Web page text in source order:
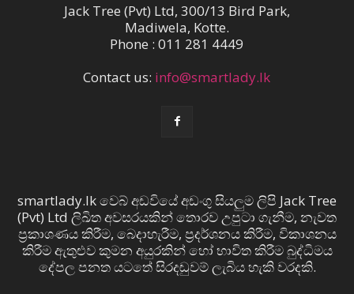
Jack Tree (Pvt) Ltd, 300/13 Bird Park,
Madiwela, Kotte.
Phone : 011 281 4449
Contact us: info@smartlady.lk
smartlady.lk වෙබ් අඩවියේ අඩංගු සියලුම ලිපි Jack Tree
(Pvt) Ltd ලිඛිත අවසරයකින් තොරව උපුටා ගැනීම, නැවත
ප්‍රකාශණය කිරීම, බෙදාහැරීම, ප්‍රදර්ශනය කිරීම, විකාශනය
කිරීම ඇතුළුව කුමන අයුරකින් හෝ භාවිත කිරීම බුද්ධිමය
දේපල පනත යටතේ සිරදඬුවම් ලැබිය හැකි වරදකි.